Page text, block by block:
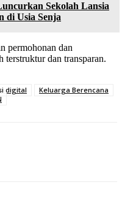
Sekolah Lansia
di Usia Senja
permohonan dan
dan transparan.
digital
Keluarga Berencana